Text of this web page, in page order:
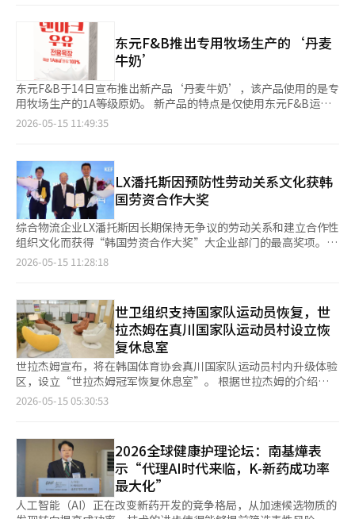
12兆8000亿韩元，比去年年底增加6169亿韩元。 资本健康指标也
有所上升。DB保险的合并支付能力比率（K-ICS）为232.1%，比
上季度上升13.9个百分点。这反映了新型资本证券发行等前瞻性资
本扩充措施的效果。
受关注。消费者不再单纯追随某一流行趋势，而是根据自身的生活
模式和偏好选择产品。 这一趋势也影响了食品行业的低糖和零糖
产品策略。根据韩国农水产食品流通公社（aT）的数据，2022年
全球零糖饮料市场规模达到了1792亿美元，预计到2027年将以每
年4%的速度增长。 业内人士表示，企业不仅仅停留在推出低糖产
品上，还在加快根据消费场景需求进行产品细分的步伐。凯洛格也
在其燕麦片产品线中积极响应这一趋势。 凯洛格的‘低糖燕麦
片’在保持全谷物口感和风味的同时，降低了糖分含量，旨在满足
蛋白质含量，去除了糖分，专为运动前后或严格饮食管理的消费者
设计。 凯洛格相关人士表示：“近期消费者在同一燕麦片产品线
中，根据早餐、零食、运动前后等不同场景，倾向于选择低糖和零
糖产品。未来我们将继续扩大符合消费者生活方式变化的多样选
择。” 整个食品行业也在持续扩大低糖产品的趋势。自去年以
来，目标公司在低糖和低热量产品线中引入了‘低标签’标志，并
在调味品和酱料等领域扩展相关产品线。CJ第一制糖去年推出了降
低了糖分的‘糖轻’系列，包括不良肉调味料、沙拉酱和蚝油等9
（ZERO）’为主攻国内外市场。※ 本报道经人工智能（AI）系统
翻译与编辑。
东元F&B推出专用牧场生产的‘丹麦
牛奶’
东元F&B于14日宣布推出新产品‘丹麦牛奶’，该产品使用的是专
用牧场生产的1A等级原奶。 新产品的特点是仅使用东元F&B运营
的约60个专用牧场生产的1A等级原奶。专业兽医负责牧场环境和
流通过程中，原奶始终保持在7度以下的低温状态。 东元F&B应用
了自有的质量管理体系‘NF（Nature Fresh）系统’进行原奶检
测。在牧场和工厂入库阶段、生产前后等四个阶段进行感官和理化
检测，共进行14项检测，只有通过标准的原奶才会用于产品生产。
东元F&B相关人士表示：“从原奶挤取到质量管理、低温流通的每
一个环节都严格执行标准，计划持续努力以将原奶的天然新鲜感传
递给消费者。” 产品容量为900毫升，售价为3280韩元，在全国
的大型超市和折扣店销售。 丹麦是1985年由韩国和丹麦合资成立
奶、发酵乳、奶酪等多种产品。 与此同时，最近的牛奶市场上，
消费者越来越重视新鲜度和质量，而非价格。根据牛奶自助金管理
委员会去年11月对3000名全国消费者进行的‘牛奶消费及认知调
查’，在购买牛奶时，最优先考虑的因素是‘新鲜度’，其比例为
57.7%，而选择价格作为第一考虑因素的比例仅为13.8%。※ 本报
道经人工智能（AI）系统翻译与编辑。
2026-05-15 11:49:35
LX潘托斯因预防性劳动关系文化获韩
国劳资合作大奖
综合物流企业LX潘托斯因长期保持无争议的劳动关系和建立合作性
组织文化而获得“韩国劳资合作大奖”大企业部门的最高奖项。
LX潘托斯于14日在首尔钟路区的四季酒店举行的第38届韩国劳资
文化的企业的制度。自1989年实施以来，每年都会评选出实践合
作性劳动文化的企业并进行表彰。 当天的颁奖典礼上，出席的有
雇佣劳动部部长金英勋、经济社会劳动委员会委员长金志亨、韩国
管理者总协会会长孙京植、韩国劳动组合总联盟委员长金东明等。
LX潘托斯方面则有代表李永浩、工人代表朴车俊及CHO金成旭等
出席。 LX潘托斯自1977年成立以来，近50年来保持了稳定的劳动
关系，没有发生过劳动争议和罢工，得到了高度评价。尽管物流行
业现场组织比例高、工作形式多样，仍然建立了以合作为中心的组
心的青年董事会、以及工业安全卫生委员会等多种沟通渠道。通过
制度性地收集员工意见并反映到管理中，LX潘托斯建立了以预防为
主的劳动关系文化，而不是在冲突发生后再进行应对。 此外，公
司还通过定期的市政厅会议、管理层座谈会、家庭邀请活动等，努
力在组织内部建立信任和联系。母性保护制度、残疾人就业扩大、
社会贡献活动等可持续发展方面的努力也得到了积极评价。 LX潘
2026-05-15 11:28:18
世卫组织支持国家队运动员恢复，世
拉杰姆在真川国家队运动员村设立恢
复休息室
世拉杰姆宣布，将在韩国体育协会真川国家队运动员村内升级体验
区，设立“世拉杰姆冠军恢复休息室”。 根据世拉杰姆的介绍，
此次推出的“世拉杰姆冠军恢复休息室”以“新的休息维度成就胜
Fit·M6）”和脊柱护理医疗设备“Master V系列（V7·V5）”，
旨在为运动员提供一个以恢复为中心的环境，帮助他们通过休息恢
复状态，提高竞技表现。 休息室内的Pauze M系列按摩椅基于专利
的直热加热技术，能够快速传递热刺激，帮助肌肉放松和恢复。它
能缓解颈部、肩部和腰部的紧张，为运动员提供一个在训练前后更
2026-05-15 05:30:53
2026全球健康护理论坛：南基燁表
示“代理AI时代来临，K-新药成功率
最大化”
人工智能（AI）正在改变新药开发的竞争格局，从加速候选物质的